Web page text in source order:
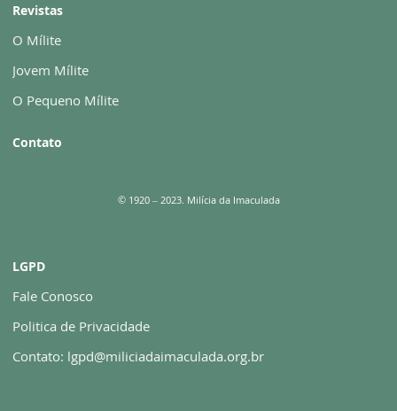
Revistas
O Mílite
Jovem Mílite
O Pequeno Mílite
Contato
© 1920 – 2023. Milícia da Imaculada
LGPD
Fale Conosco
Politica de Privacidade
Contato: lgpd@miliciadaimaculada.org.br